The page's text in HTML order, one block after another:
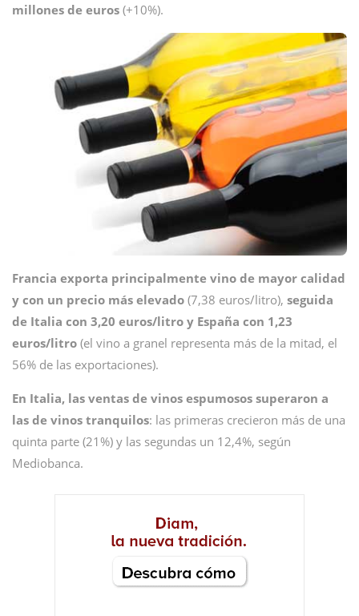
millones de euros (+10%).
Francia exporta principalmente vino de mayor calidad
y con un precio más elevado (7,38 euros/litro), seguida
de Italia con 3,20 euros/litro y España con 1,23
euros/litro (el vino a granel representa más de la mitad, el
56% de las exportaciones).
En Italia, las ventas de vinos espumosos superaron a
las de vinos tranquilos: las primeras crecieron más de una
quinta parte (21%) y las segundas un 12,4%, según
Mediobanca.